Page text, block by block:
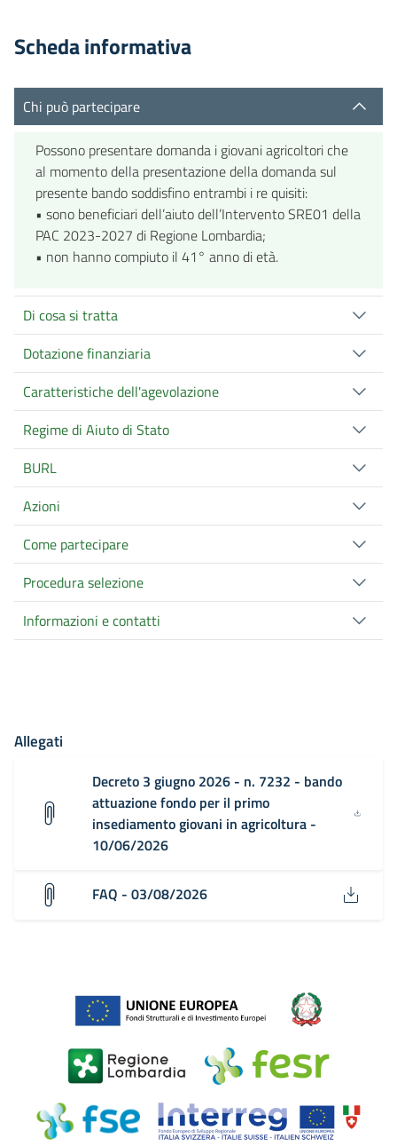
Scheda informativa
Chi può partecipare
Possono presentare domanda i giovani agricoltori che
al momento della presentazione della domanda sul
presente bando soddisfino entrambi i re quisiti:
• sono beneficiari dell’aiuto dell’Intervento SRE01 della
PAC 2023-2027 di Regione Lombardia;
• non hanno compiuto il 41° anno di età.
Di cosa si tratta
Dotazione finanziaria
Caratteristiche dell'agevolazione
Regime di Aiuto di Stato
BURL
Azioni
Come partecipare
Procedura selezione
Informazioni e contatti
Allegati
Decreto 3 giugno 2026 - n. 7232 - bando
attuazione fondo per il primo
insediamento giovani in agricoltura -
10/06/2026
FAQ - 03/08/2026